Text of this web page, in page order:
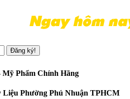
Đăng ký!
Phẩm Chính Hãng
Liệu Phường Phú Nhuận TPHCM